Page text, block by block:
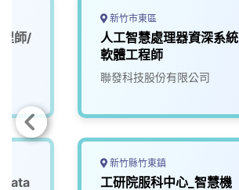
師/
新竹市東區
人工智慧處理器資深系統
軟體工程師
聯發科技股份有限公司
新竹縣竹東鎮
工研院服科中心_智慧機